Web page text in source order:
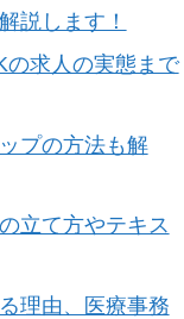
説します！
の求人の実態まで
プの方法も解
立て方やテキス
理由、医療事務